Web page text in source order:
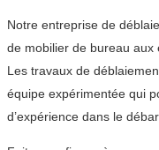
Notre entreprise de
de mobilier de bureau aux
Les travaux de
équipe expérimentée qui
d’expérience dans le